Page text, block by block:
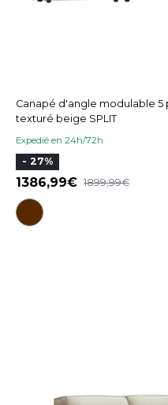
Canapé d'angle modulable 5
texturé beige SPLIT
Expedié en 24h/72h
- 27%
1386,99 1899,99